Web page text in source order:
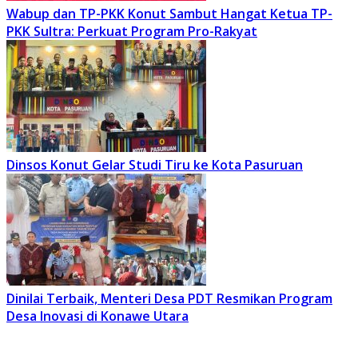
Wabup dan TP-PKK Konut Sambut Hangat Ketua TP-
PKK Sultra: Perkuat Program Pro-Rakyat
Dinsos Konut Gelar Studi Tiru ke Kota Pasuruan
Dinilai Terbaik, Menteri Desa PDT Resmikan Program
Desa Inovasi di Konawe Utara